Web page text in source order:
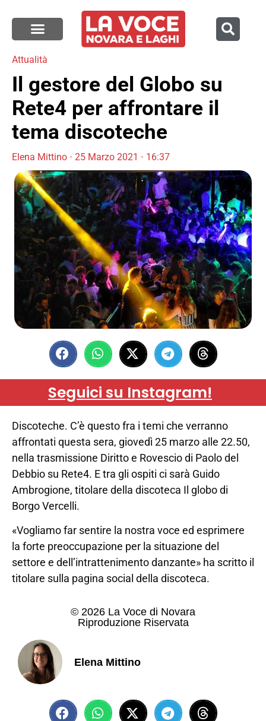
Attualità
Il gestore del Globo su
Rete4 per affrontare il
tema discoteche
Elena Mittino 25 Marzo 2021 16:37
Seguici su Instagram!
Discoteche. C’è questo fra i temi che verranno
affrontati questa sera, giovedì 25 marzo alle 22.50,
nella trasmissione Diritto e Rovescio di Paolo del
Debbio su Rete4. E tra gli ospiti ci sarà Guido
Ambrogione, titolare della discoteca Il globo di
Borgo Vercelli.
«Vogliamo far sentire la nostra voce ed esprimere
la forte preoccupazione per la situazione del
settore e dell’intrattenimento danzante» ha scritto il
titolare sulla pagina social della discoteca.
© 2026 La Voce di Novara
Riproduzione Riservata
Elena Mittino